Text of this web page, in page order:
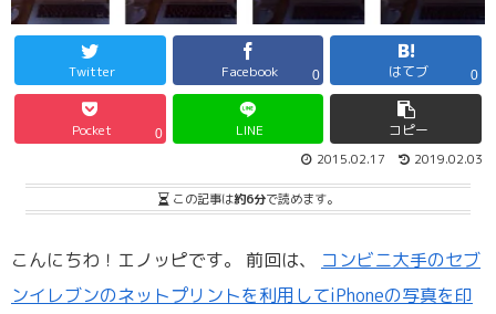
Twitter Facebook 0 はてブ 0
Pocket 0 LINE コピー
2019.02.03
2015.02.17
この記事は約6分で読めます。
こんにちわ！エノッピです。 前回は、 コンビニ大手のセブ
ンイレブンのネットプリントを利用してiPhoneの写真を印